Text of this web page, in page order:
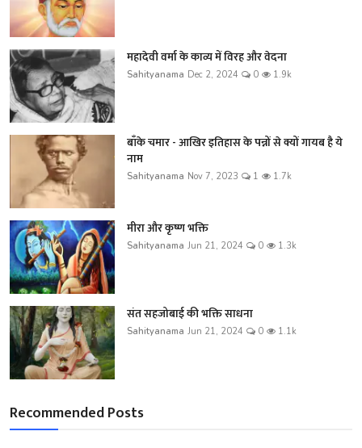
महादेवी वर्मा के काव्य में विरह और वेदना
Sahityanama Dec 2, 2024 0 1.9k
बाँके चमार - आखिर इतिहास के पन्नों से क्यों गायब है ये
नाम
Sahityanama Nov 7, 2023 1 1.7k
मीरा और कृष्ण भक्ति
Sahityanama Jun 21, 2024 0 1.3k
संत सहजोबाई की भक्ति साधना
Sahityanama Jun 21, 2024 0 1.1k
Recommended Posts